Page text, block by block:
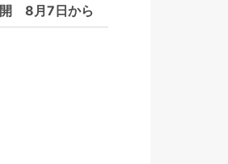
開 8月7日から